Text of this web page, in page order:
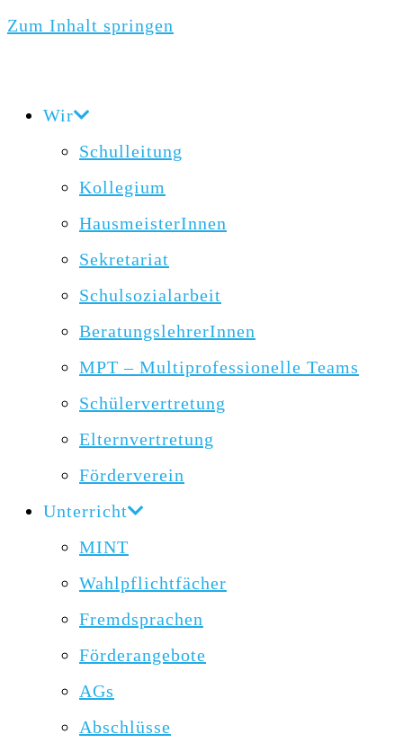
Zum Inhalt springen
Wir
Schulleitung
Kollegium
HausmeisterInnen
Sekretariat
Schulsozialarbeit
BeratungslehrerInnen
MPT – Multiprofessionelle Teams
Schülervertretung
Elternvertretung
Förderverein
Unterricht
MINT
Wahlpflichtfächer
Fremdsprachen
Förderangebote
AGs
Abschlüsse